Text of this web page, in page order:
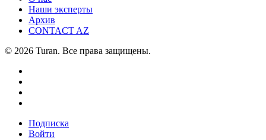
Наши эксперты
Архив
CONTACT AZ
© 2026 Turan. Все права защищены.
Подписка
Войти